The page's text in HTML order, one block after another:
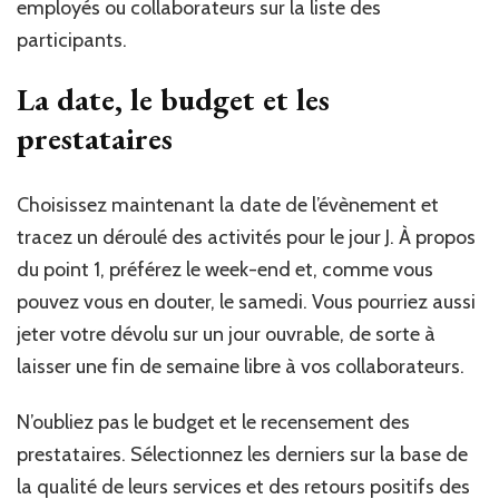
employés ou collaborateurs sur la liste des
participants.
La date, le budget et les
prestataires
Choisissez maintenant la date de l’évènement et
tracez un déroulé des activités pour le jour J. À propos
du point 1, préférez le week-end et, comme vous
pouvez vous en douter, le samedi. Vous pourriez aussi
jeter votre dévolu sur un jour ouvrable, de sorte à
laisser une fin de semaine libre à vos collaborateurs.
N’oubliez pas le budget et le recensement des
prestataires. Sélectionnez les derniers sur la base de
la qualité de leurs services et des retours positifs des